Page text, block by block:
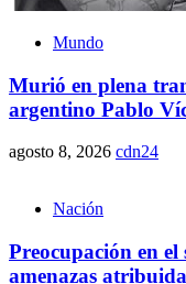
Mundo
Murió en plena
argentino Pablo
agosto 8, 2026 cdn24
Nación
Preocupación en
amenazas